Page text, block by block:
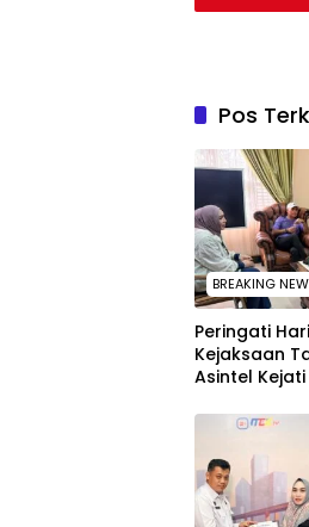
Pos
BREAKING
Peringati
Kejaksaan
Asintel
sampai